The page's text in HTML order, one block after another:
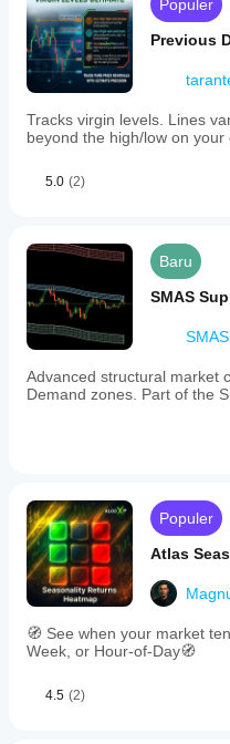
Populer
Previous
Tracks virgin levels. Lines
beyond the high/low on your
5.0 (2)
Baru
SMAS
SMAS
Advanced structural market
Demand zones. Part of the
Populer
Atlas
🧭 See when your market
Week, or Hour-of-Day🧭
4.5 (2)